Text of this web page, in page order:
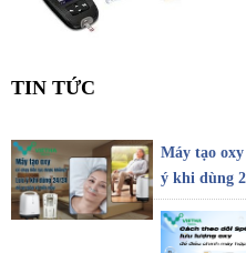
TIN TỨC
Máy tạo
ý khi dùng